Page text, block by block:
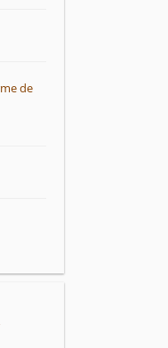
de